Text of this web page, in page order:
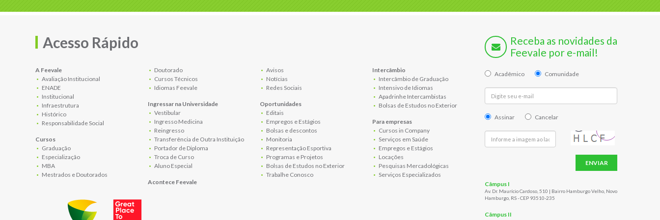
Acesso Rápido
A Feevale
Avaliação Institucional
ENADE
Institucional
Infraestrutura
Histórico
Responsabilidade Social
Cursos
Graduação
Especialização
MBA
Mestrados e Doutorados
Doutorado
Cursos Técnicos
Idiomas Feevale
Ingressar na Universidade
Vestibular
Ingresso Medicina
Reingresso
Transferência de Outra Instituição
Portador de Diploma
Troca de Curso
Aluno Especial
Acontece Feevale
Avisos
Notícias
Redes Sociais
Oportunidades
Editais
Empregos e Estágios
Bolsas e descontos
Monitoria
Representação Esportiva
Programas e Projetos
Bolsas de Estudos no Exterior
Trabalhe Conosco
Intercâmbio
Intercâmbio de Graduação
Intensivo de Idiomas
Apadrinhe Intercambistas
Bolsas de Estudos no Exterior
Para empresas
Cursos in Company
Serviços em Saúde
Empregos e Estágios
Locações
Pesquisas Mercadológicas
Serviços Especializados
Receba as novidades da
Feevale por e-mail!
Acadêmico Comunidade
Assinar Cancelar
ENVIAR
Câmpus I
Av. Dr. Maurício Cardoso, 510 | Bairro Hamburgo Velho, Novo
Hamburgo, RS - CEP 93510-235
Câmpus II